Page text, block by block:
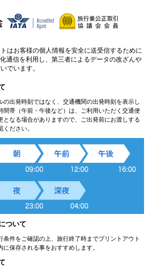
トはお客様の個人情報を安全に送受信するために
通信を利用し、第三者によるデータの改ざんや
でいます。
の出発時刻ではなく、交通機関の出発時刻を表示し
間帯（午前・午後など）は、ご利用いただく交通便
となる場合がありますので、ご出発前にお渡しする
ください。
ついて
条件をご確認の上、旅行終了時までプリントアウト
保存される事をおすすめします。